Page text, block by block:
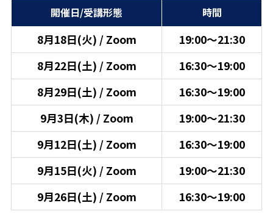
開催日/受講形態 時間
8月18日(火) / Zoom
19:00～21:30
8月22日(土) / Zoom
16:30～19:00
8月29日(土) / Zoom
16:30～19:00
9月3日(木) / Zoom
19:00～21:30
9月12日(土) / Zoom
16:30～19:00
9月15日(火) / Zoom
19:00～21:30
9月26日(土) / Zoom
16:30～19:00